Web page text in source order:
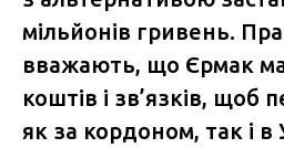
мільйонів гривень.
вважають, що Єрмак
коштів і зв’язків, щоб
як за кордоном, так і в